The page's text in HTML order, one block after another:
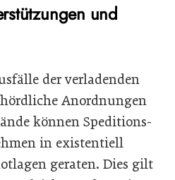
und
der verladenden
Anordnungen
können Speditions-
in existentiell
geraten. Dies gilt